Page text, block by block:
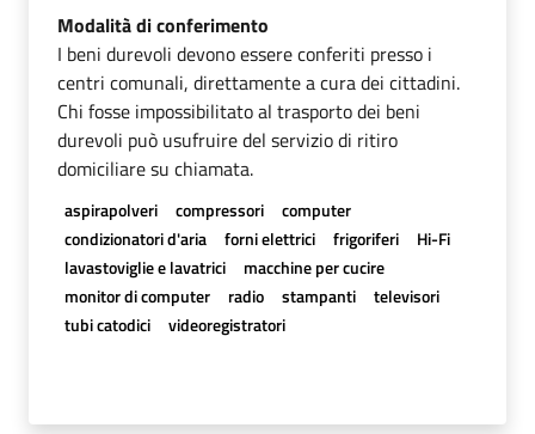
Modalità di conferimento
I beni durevoli devono essere conferiti presso i
centri comunali, direttamente a cura dei cittadini.
Chi fosse impossibilitato al trasporto dei beni
durevoli può usufruire del servizio di ritiro
domiciliare su chiamata.
aspirapolveri compressori
computer
condizionatori d'aria
forni elettrici frigoriferi
Hi-Fi
lavastoviglie e lavatrici
macchine per cucire
monitor di computer
radio stampanti
televisori
tubi catodici
videoregistratori